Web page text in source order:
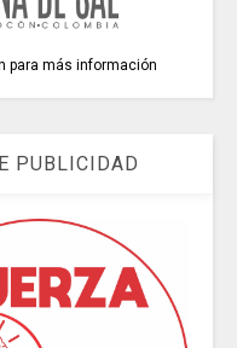
para más información
PUBLICIDAD